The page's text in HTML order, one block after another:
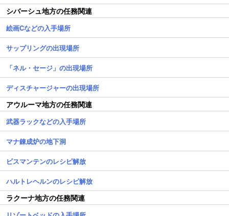
シバーシュ地方の任務関連
絵画Cなどの入手場所
サップリングの出現場所
「ネル・セージ」の出現場所
ディスチャージャーの出現場所
アウルーマ地方の任務関連
武器ラックなどの入手場所
マナ錬成炉の地下洞
ビスマンテンのレシピ解放
ハルトレヘルンのレシピ解放
ラクーナ地方の任務関連